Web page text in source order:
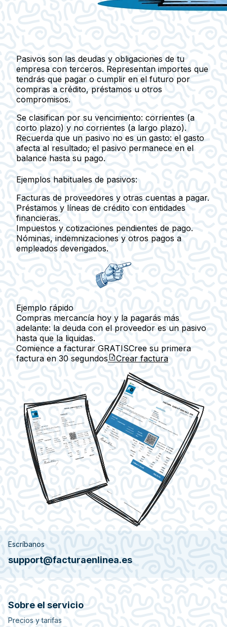
Pasivos son las deudas y obligaciones de tu
empresa con terceros. Representan importes que
tendrás que pagar o cumplir en el futuro por
compras a crédito, préstamos u otros
compromisos.
Se clasifican por su vencimiento: corrientes (a
corto plazo) y no corrientes (a largo plazo).
Recuerda que un pasivo no es un gasto: el gasto
afecta al resultado; el pasivo permanece en el
balance hasta su pago.
Ejemplos habituales de pasivos:
Facturas de proveedores y otras cuentas a pagar.
Préstamos y líneas de crédito con entidades
financieras.
Impuestos y cotizaciones pendientes de pago.
Nóminas, indemnizaciones y otros pagos a
empleados devengados.
Ejemplo rápido
Compras mercancía hoy y la pagarás más
adelante: la deuda con el proveedor es un pasivo
hasta que la liquidas.
Comience a facturar GRATISCree su primera
factura en 30 segundos Crear factura
Escríbanos
support@facturaenlinea.es
Sobre el servicio
Precios y tarifas